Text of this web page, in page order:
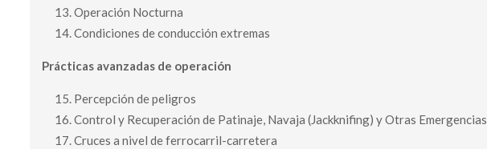
Operación Nocturna
Condiciones de conducción extremas
Prácticas avanzadas de operación
Percepción de peligros
Control y Recuperación de Patinaje, Navaja (Jackknifing) y Otras Emergencias
Cruces a nivel de ferrocarril-carretera